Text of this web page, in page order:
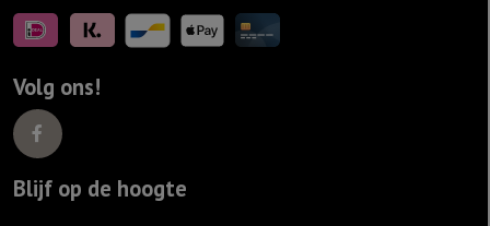
Volg ons!
Blijf op de hoogte